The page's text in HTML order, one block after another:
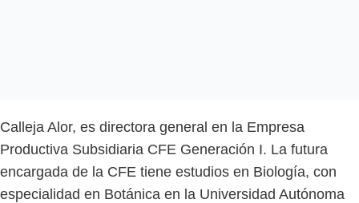
Calleja Alor, es directora general en la Empresa
Productiva Subsidiaria CFE Generación I. La futura
encargada de la CFE tiene estudios en Biología, con
especialidad en Botánica en la Universidad Autónoma